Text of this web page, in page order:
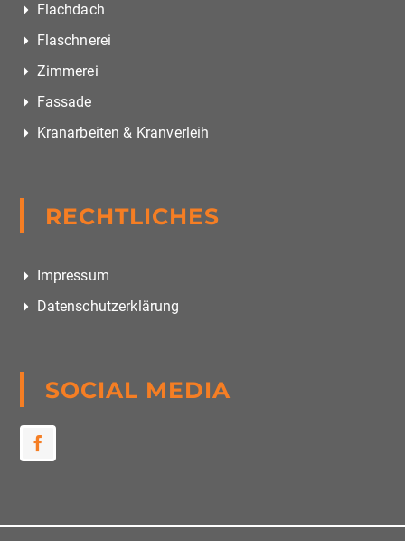
Flachdach
Flaschnerei
Zimmerei
Fassade
Kranarbeiten & Kranverleih
RECHTLICHES
Impressum
Datenschutzerklärung
SOCIAL MEDIA